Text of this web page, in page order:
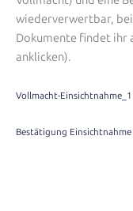
wiederverwertbar,
Dokumente findet ihr
anklicken).
Vollmacht-Einsichtnahme_1
Bestätigung Einsichtnahme